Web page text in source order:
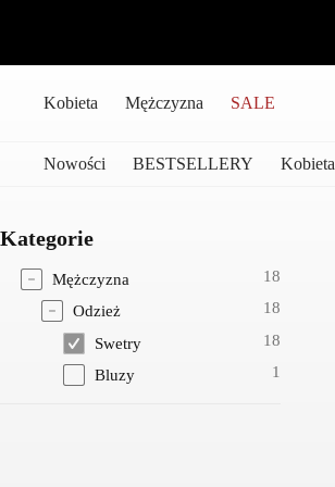
Kobieta Mężczyzna SALE
Nowości BESTSELLERY Kobieta
Kategorie
Mężczyzna 18
Odzież 18
Swetry 18
Bluzy 1